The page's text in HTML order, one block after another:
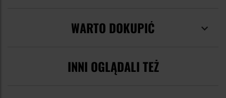
WARTO DOKUPIĆ
INNI OGLĄDALI TEŻ